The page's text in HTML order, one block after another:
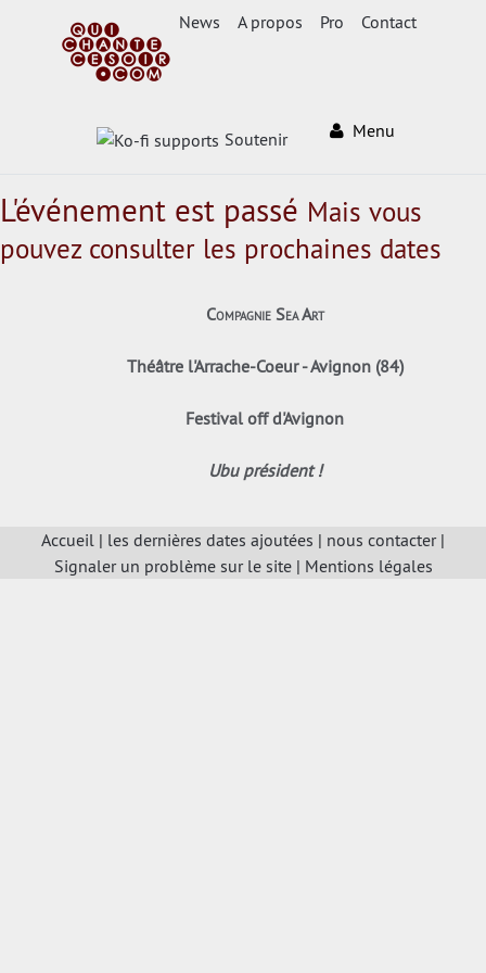
News A propos Pro Contact
Soutenir Menu
L'événement est passé Mais vous
pouvez consulter les prochaines dates
Compagnie Sea Art
Théâtre l'Arrache-Coeur - Avignon (84)
Festival off d'Avignon
Ubu président !
Accueil | les dernières dates ajoutées | nous contacter|
Signaler un problème sur le site| Mentions légales